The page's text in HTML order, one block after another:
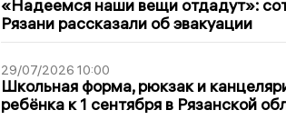
«Надеемся наши вещи отдадут»:
Рязани рассказали об эвакуации
29/07/2026 10:00
Школьная форма, рюкзак и
ребёнка к 1 сентября в Рязанской